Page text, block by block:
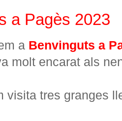
a Pagès 2023
a Benvinguts a
molt encarat als
visita tres granges